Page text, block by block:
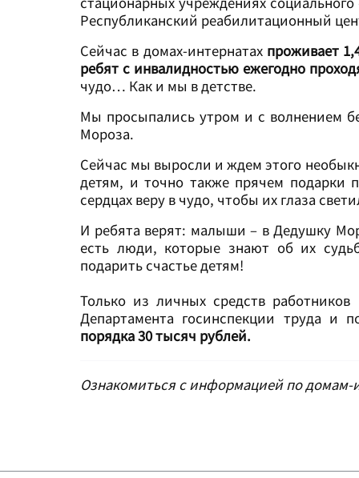
Республиканский реабилитационный
Сейчас в домах-интернатах проживает
ребят с инвалидностью ежегодно
чудо… Как и мы в детстве.
Мы просыпались утром и с волнением
Мороза.
Сейчас мы выросли и ждем этого
детям, и точно также прячем подарки
сердцах веру в чудо, чтобы их глаза
И ребята верят: малыши – в Дедушку
есть люди, которые знают об их
подарить счастье детям!
Только из личных средств
Департамента госинспекции труда и
порядка 30 тысяч рублей.
Ознакомиться с информацией по